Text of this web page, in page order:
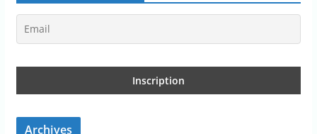
hectares en France
jeudi, 23 juillet 2026, 10h10:30
0 Commentaire
Les députés approuvent les viols en série sur les
jeudi, 23 juillet 2026, 9h09:08
Archives